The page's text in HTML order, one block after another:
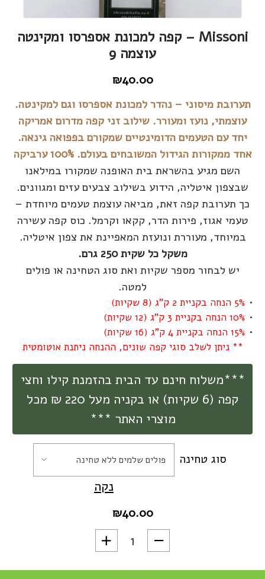
Missoni – קפה למכונת אספרסו ומקינטה
עוצמה 9
₪40.00
תערובת מיסוני – נהדר למכונת אספרסו וגם למקינטה.
עוצמתי, נועז ומעורר. שילוב זני קפה מדרום אמריקה
יחד עם הטעמים הדומינטיים שמקורם בפפואה גינאה.
אחד ממקורות הגידול המשובחים בעולם. 100% ערביקה
השם מגיע בהשראת בית האופנה שמקורו במילאנו
שבצפון איטליה, הידוע בשילוב צבעים עזים ומגוונים.
כך תערובת קפה זאת, מביאה עוצמת טעמים מיוחדת –
טעמי אגוז, פירות הדר, קקאו וקרמל. כוס קפה עשירה
במיוחד, מעוררת ונועזת המאפיינת את צפון איטליה.
משקל כל שקית 250 גרם.
יש לבחור מספר שקיות ואת סוג הטחינה או פולים
למטה.
5% הנחה בקניית 2 ק"ג (8 שקיות)
10% הנחה בקניית 3 ק"ג (12 שקיות)
15% הנחה בקניית 4 ק"ג (16 שקיות)
** ניתן לשלב סוגי קפה שונים, ההנחה ניתנת אוטומטית
***משלוח חינם עד הבית בהזמנת קילו וחצי
קפה (6 שקיות) או בקניה מעל 220 ₪ מכל
מוצרי האתר ***
סוג טחינה פולים שלמים ללא טחינה
נקה
₪40.00
כמות של Missoni - קפה למכונת אספרסו ומקינטה עוצמה 9